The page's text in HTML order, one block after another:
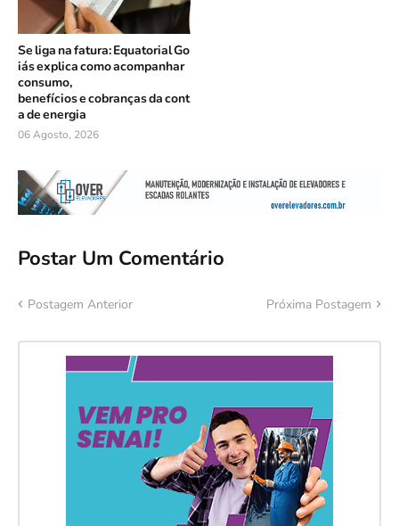
Se liga na fatura: Equatorial Go
iás explica como acompanhar
consumo,
benefícios e cobranças da cont
a de energia
06 Agosto, 2026
Postar Um Comentário
Postagem Anterior Próxima Postagem